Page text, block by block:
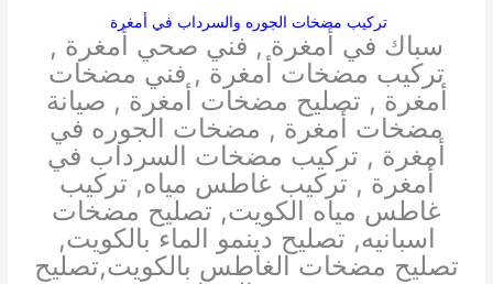
تركيب مضخات الجوره والسرداب في أمغرة
سباك في أمغرة , فني صحي أمغرة ,
تركيب مضخات أمغرة , فني مضخات
أمغرة , تصليح مضخات أمغرة , صيانة
مضخات أمغرة , مضخات الجوره في
أمغرة , تركيب مضخات السرداب في
أمغرة , تركيب غاطس مياه, تركيب
غاطس مياه الكويت, تصليح مضخات
اسبانيه, تصليح دينمو الماء بالكويت,
تصليح مضخات الغاطس بالكويت,تصليح